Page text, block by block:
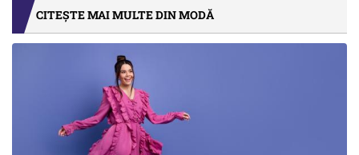
CITEȘTE MAI MULTE DIN MODĂ